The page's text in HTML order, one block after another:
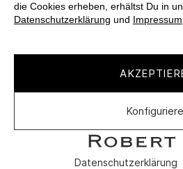
die Cookies erheben, erhältst Du in
Datenschutzerklärung und Impressum
Datenschutzerklärung